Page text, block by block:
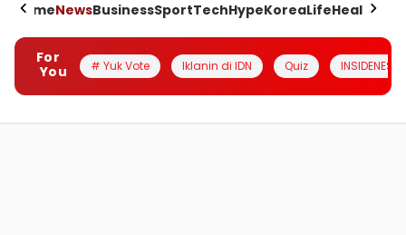
HomeNewsBusinessSportTechHypeKoreaLifeHealth
For
You
# Yuk Vote Iklanin di IDN Quiz INSIDENESIA